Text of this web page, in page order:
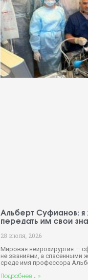
Альберт Суфианов: я
передать им свои
28 июля, 2026
Мировая нейрохирургия —
не званиями, а спасенными
среде имя профессора
Подробнее... »